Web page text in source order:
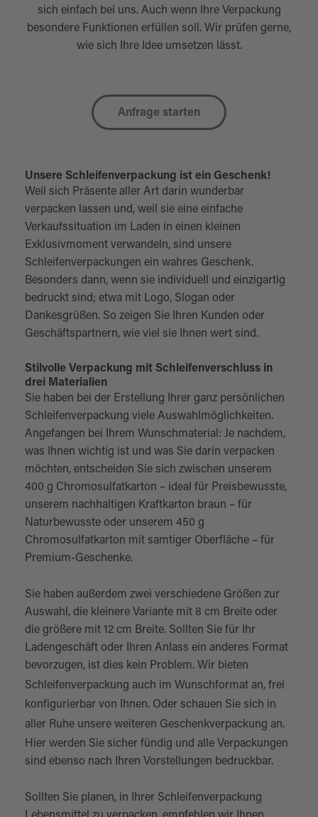
sich einfach bei uns. Auch wenn Ihre Verpackung
besondere Funktionen erfüllen soll. Wir prüfen gerne,
wie sich Ihre Idee umsetzen lässt.
Anfrage starten
Unsere Schleifenverpackung ist ein Geschenk!
Weil sich Präsente aller Art darin wunderbar
verpacken lassen und, weil sie eine einfache
Verkaufssituation im Laden in einen kleinen
Exklusivmoment verwandeln, sind unsere
Schleifenverpackungen ein wahres Geschenk.
Besonders dann, wenn sie individuell und einzigartig
bedruckt sind; etwa mit Logo, Slogan oder
Dankesgrüßen. So zeigen Sie Ihren Kunden oder
Geschäftspartnern, wie viel sie Ihnen wert sind.
Stilvolle Verpackung mit Schleifenverschluss in
drei Materialien
Sie haben bei der Erstellung Ihrer ganz persönlichen
Schleifenverpackung viele Auswahlmöglichkeiten.
Angefangen bei Ihrem Wunschmaterial: Je nachdem,
was Ihnen wichtig ist und was Sie darin verpacken
möchten, entscheiden Sie sich zwischen unserem
400 g Chromosulfatkarton – ideal für Preisbewusste,
unserem nachhaltigen Kraftkarton braun – für
Naturbewusste oder unserem 450 g
Chromosulfatkarton mit samtiger Oberfläche – für
Premium-Geschenke.
Sie haben außerdem zwei verschiedene Größen zur
Auswahl, die kleinere Variante mit 8 cm Breite oder
die größere mit 12 cm Breite. Sollten Sie für Ihr
Ladengeschäft oder Ihren Anlass ein anderes Format
bevorzugen, ist dies kein Problem. Wir bieten
Schleifenverpackung auch im Wunschformat an, frei
konfigurierbar von Ihnen. Oder schauen Sie sich in
aller Ruhe unsere weiteren Geschenkverpackung an.
Hier werden Sie sicher fündig und alle Verpackungen
sind ebenso nach Ihren Vorstellungen bedruckbar.
Sollten Sie planen, in Ihrer Schleifenverpackung